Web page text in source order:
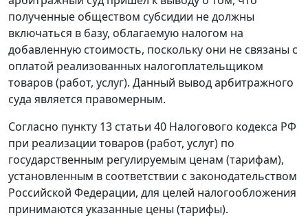
полученные обществом субсидии не должны
включаться в базу, облагаемую налогом на
добавленную стоимость, поскольку они не связаны с
оплатой реализованных налогоплательщиком
товаров (работ, услуг). Данный вывод арбитражного
суда является правомерным.
Согласно пункту 13 статьи 40 Налогового кодекса РФ
при реализации товаров (работ, услуг) по
государственным регулируемым ценам (тарифам),
установленным в соответствии с законодательством
Российской Федерации, для целей налогообложения
принимаются указанные цены (тарифы).